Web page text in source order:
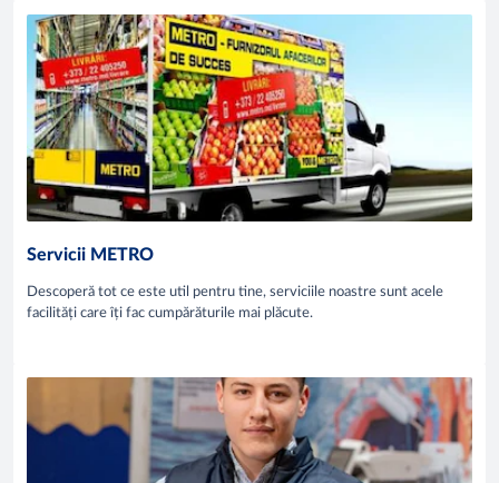
Servicii METRO
Descoperă tot ce este util pentru tine, serviciile noastre sunt acele
facilități care îți fac cumpărăturile mai plăcute.